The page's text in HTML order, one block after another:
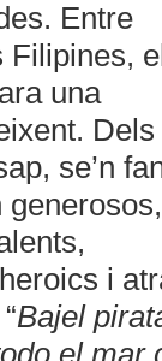
Entre
Filipines,
una
Dels
se’n
generosos,
i
Bajel
el mar